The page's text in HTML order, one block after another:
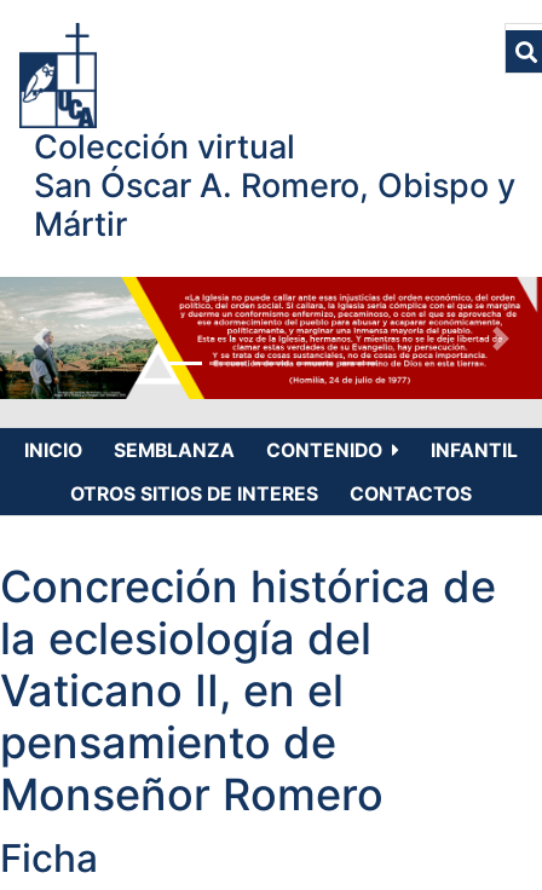
Colección virtual
San Óscar A. Romero, Obispo y
Mártir
INICIO SEMBLANZA CONTENIDO
INFANTIL
OTROS SITIOS DE INTERES
CONTACTOS
Concreción histórica de
la eclesiología del
Vaticano II, en el
pensamiento de
Monseñor Romero
Ficha